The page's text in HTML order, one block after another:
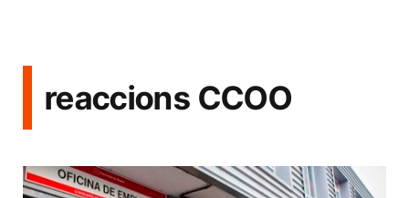
reaccions CCOO